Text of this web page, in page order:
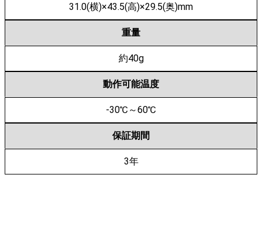
31.0(横)×43.5(高)×29.5(奥)mm
重量
約40g
動作可能温度
-30℃～60℃
保証期間
3年